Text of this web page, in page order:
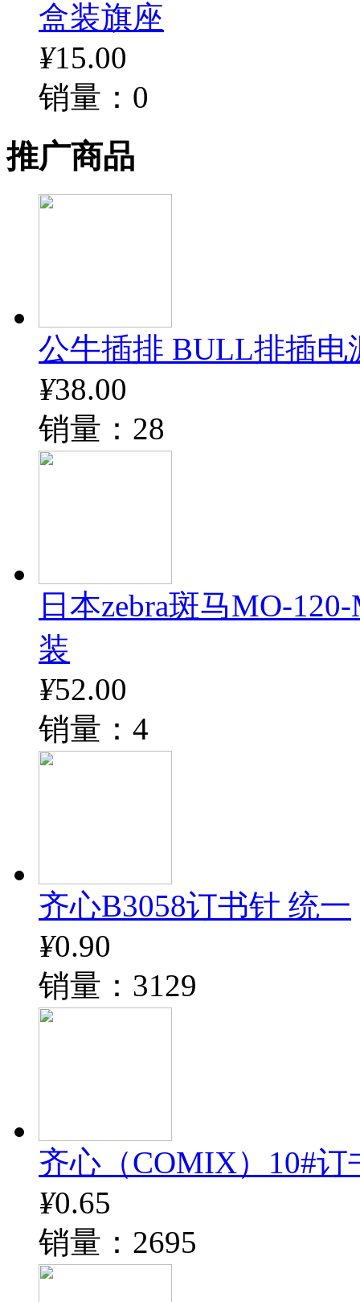
盒装旗座
¥15.00
销量：0
推广商品
公牛插排 BULL排插电
¥38.00
销量：28
日本zebra斑马MO-
装
¥52.00
销量：4
齐心B3058订书针 统一
¥0.90
销量：3129
齐心（COMIX）10#订
¥0.65
销量：2695